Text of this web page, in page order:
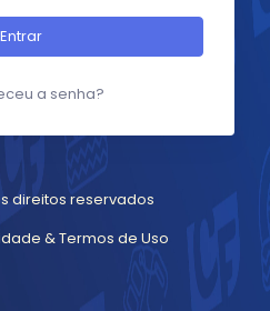
Entrar
a senha?
direitos reservados
& Termos de Uso